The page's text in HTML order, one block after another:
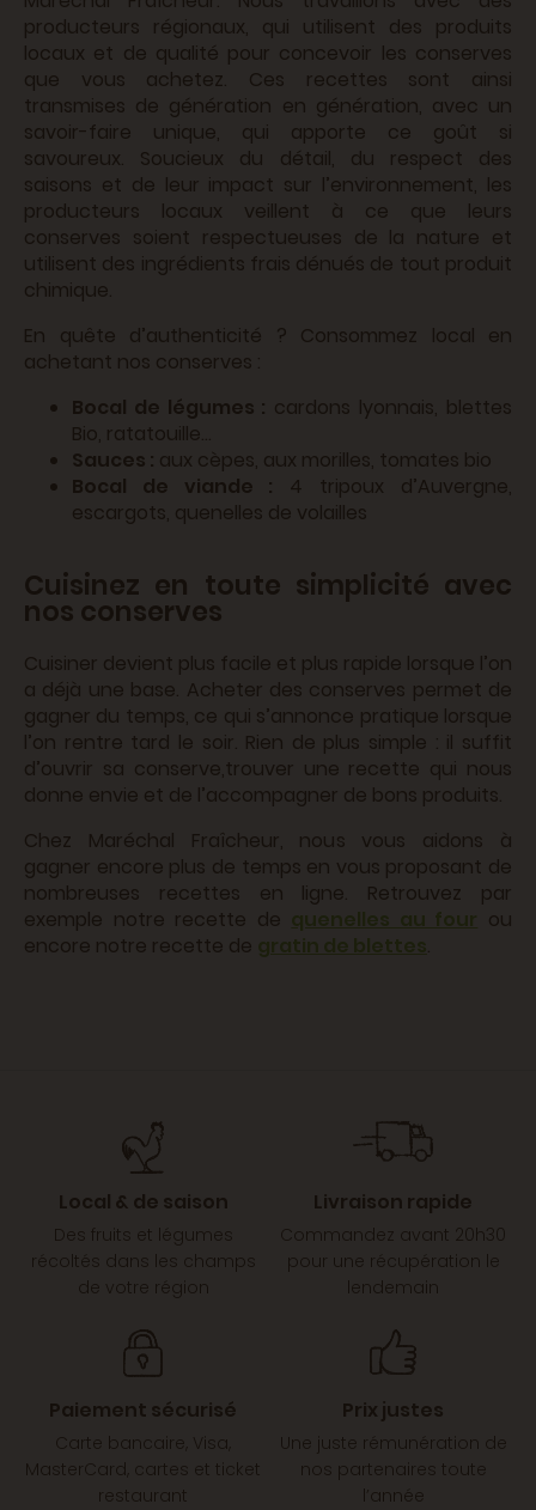
producteurs régionaux, qui utilisent des produits
locaux et de qualité pour concevoir les conserves
que vous achetez. Ces recettes sont ainsi
transmises de génération en génération, avec un
savoir-faire unique, qui apporte ce goût si
savoureux. Soucieux du détail, du respect des
saisons et de leur impact sur l’environnement, les
producteurs locaux veillent à ce que leurs
conserves soient respectueuses de la nature et
utilisent des ingrédients frais dénués de tout produit
chimique.
En quête d’authenticité ? Consommez local en
achetant nos conserves :
Bocal de légumes : cardons lyonnais, blettes
Bio, ratatouille…
Sauces : aux cèpes, aux morilles, tomates bio
Bocal de viande : 4 tripoux d’Auvergne,
escargots, quenelles de volailles
Cuisinez en toute simplicité avec
nos conserves
Cuisiner devient plus facile et plus rapide lorsque l’on
a déjà une base. Acheter des conserves permet de
gagner du temps, ce qui s’annonce pratique lorsque
l’on rentre tard le soir. Rien de plus simple : il suffit
d’ouvrir sa conserve,trouver une recette qui nous
donne envie et de l’accompagner de bons produits.
Chez Maréchal Fraîcheur, nous vous aidons à
gagner encore plus de temps en vous proposant de
nombreuses recettes en ligne. Retrouvez par
exemple notre recette de quenelles au four ou
encore notre recette de gratin de blettes.
Local & de saison
Des fruits et légumes
récoltés dans les champs
de votre région
Livraison rapide
Commandez avant 20h30
pour une récupération le
lendemain
Paiement sécurisé
Carte bancaire, Visa,
MasterCard, cartes et ticket
restaurant
Prix justes
Une juste rémunération de
nos partenaires toute
l’année